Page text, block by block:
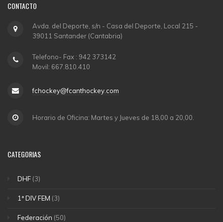
CONTACTO
Avda. del Deporte, s/n - Casa del Deporte, Local 215 -
39011 Santander (Cantabria)
Telefono- Fax : 942 373142
Movil: 667.810.410
fchockey@fcanthockey.com
Horario de Oficina: Martes y Jueves de 18,00 a 20,00.
CATEGORIAS
DHF (3)
1ª DIV FEM (3)
Federación (50)